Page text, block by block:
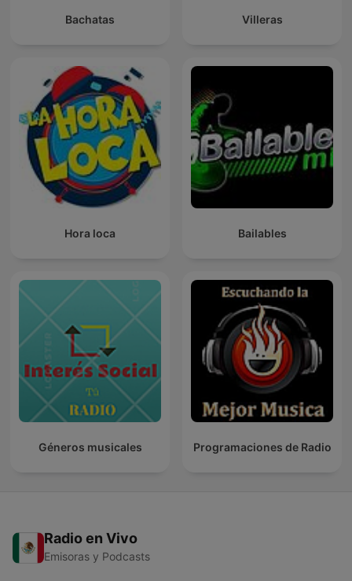
Bachatas Villeras
Hora loca Bailables
Géneros musicales Programaciones de Radio
Radio en Vivo
Emisoras y Podcasts